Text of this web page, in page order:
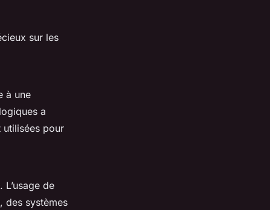
sur les
à une
a
utilisées pour
de
des systèmes